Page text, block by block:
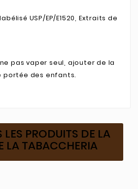
USP/EP/E1520, Extraits de
pas vaper seul, ajouter de la
portée des enfants.
PRODUITS DE LA
LA TABACCHERIA